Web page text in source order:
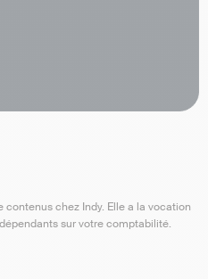
chez Indy. Elle a la vocation
sur votre comptabilité.